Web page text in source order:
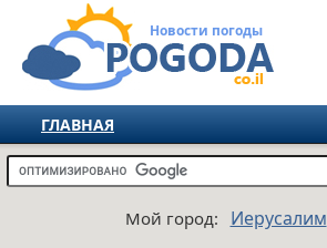
Новости погоды
ГЛАВНАЯ
ИЗРАИЛЬ
Мой город: Иерусалим